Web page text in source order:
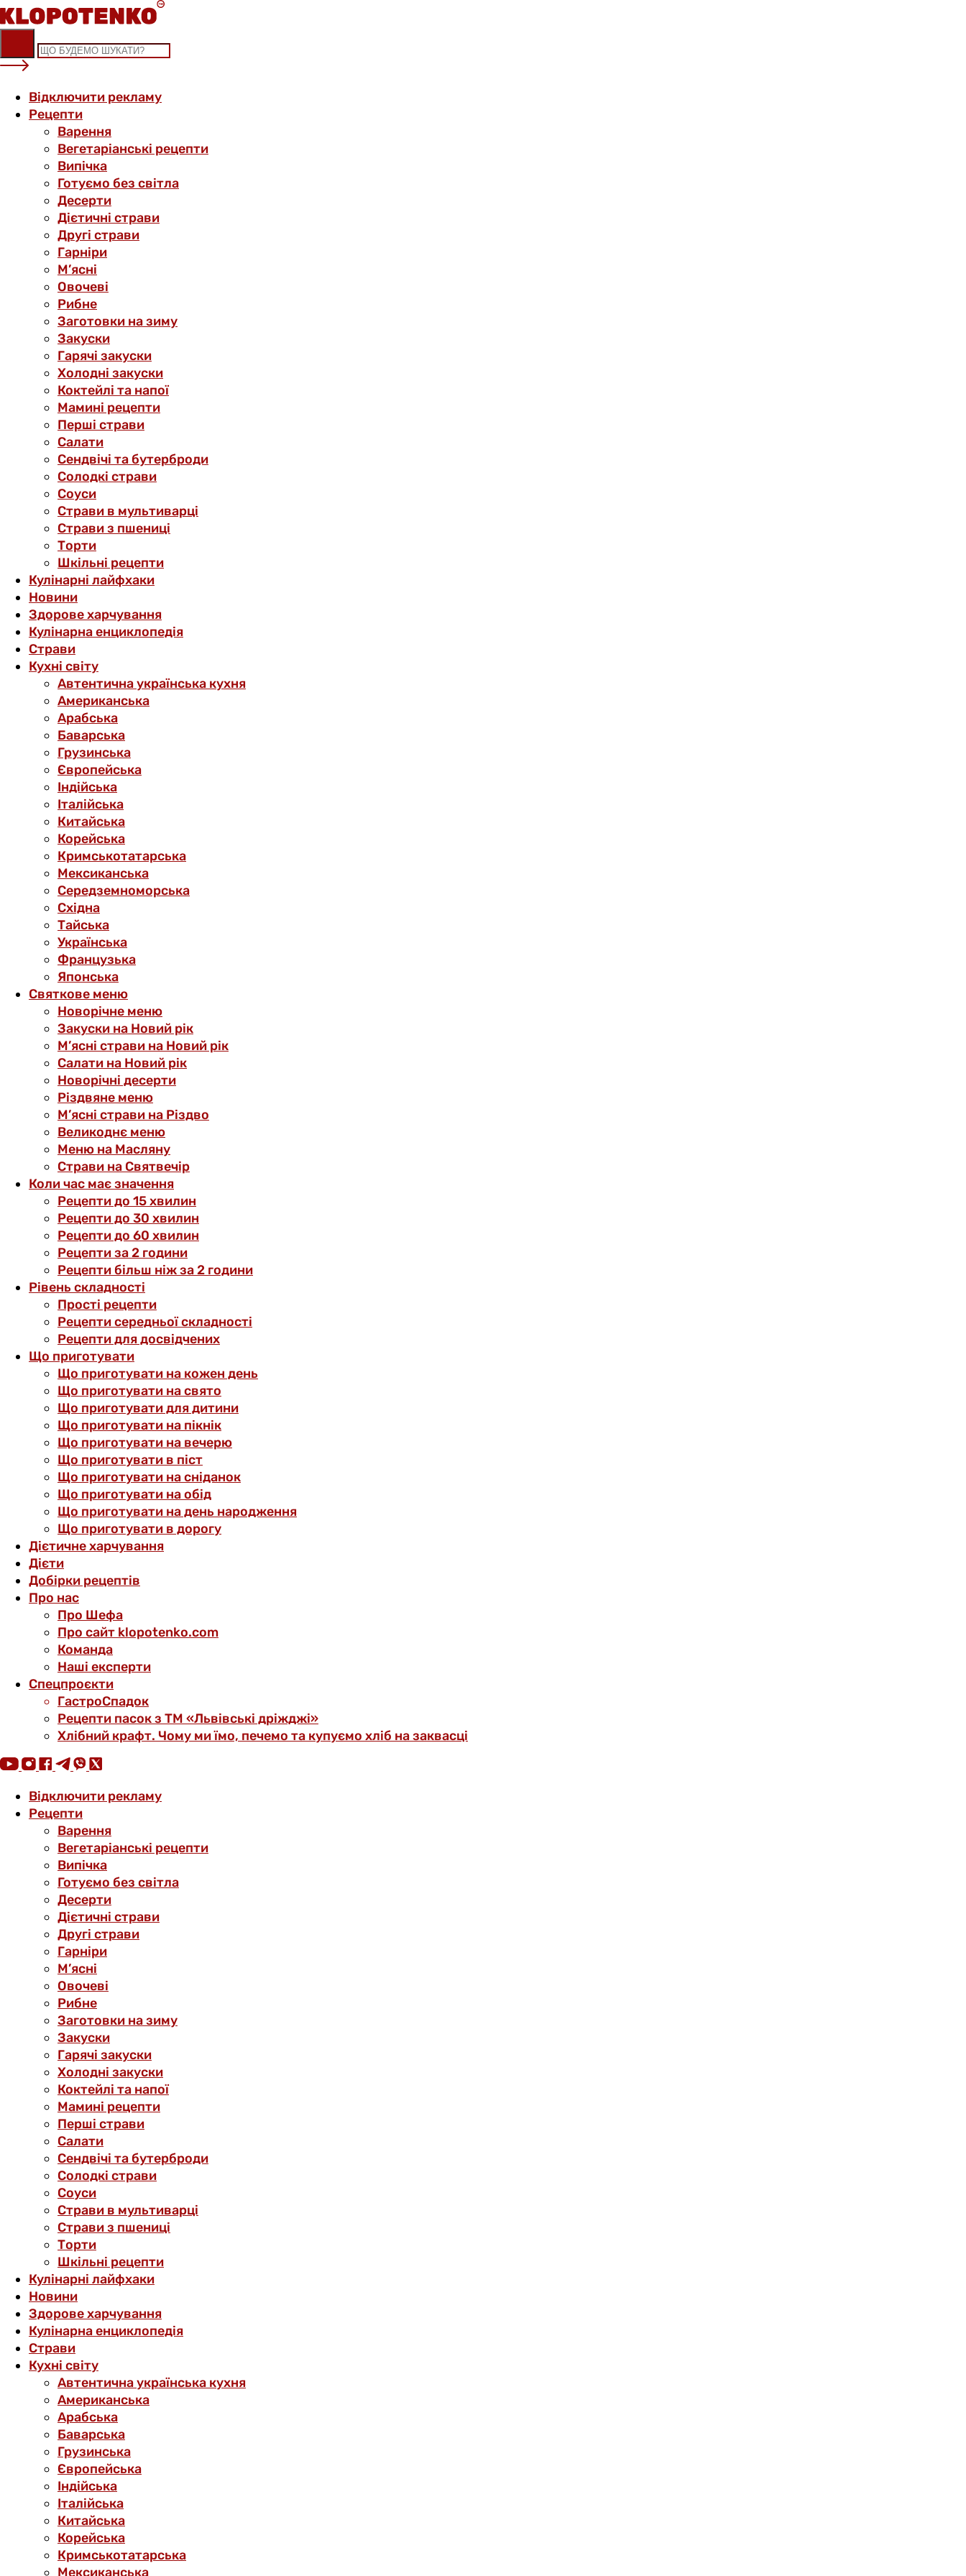
Skip
to
content
Відключити рекламу
Рецепти
Варення
Вегетаріанські рецепти
Випічка
Готуємо без світла
Десерти
Дієтичні страви
Другі страви
Гарніри
М’ясні
Овочеві
Рибне
Заготовки на зиму
Закуски
Гарячі закуски
Холодні закуски
Коктейлі та напої
Мамині рецепти
Перші страви
Салати
Сендвічі та бутерброди
Солодкі страви
Соуси
Страви в мультиварці
Страви з пшениці
Торти
Шкільні рецепти
Кулінарні лайфхаки
Новини
Здорове харчування
Кулінарна енциклопедія
Страви
Кухні світу
Автентична українська кухня
Американська
Арабська
Баварська
Грузинська
Європейська
Індійська
Італійська
Китайська
Корейська
Кримськотатарська
Мексиканська
Середземноморська
Східна
Тайська
Українська
Французька
Японська
Святкове меню
Новорічне меню
Закуски на Новий рік
М’ясні страви на Новий рік
Салати на Новий рік
Новорічні десерти
Різдвяне меню
М’ясні страви на Різдво
Великоднє меню
Меню на Масляну
Страви на Святвечір
Коли час має значення
Рецепти до 15 хвилин
Рецепти до 30 хвилин
Рецепти до 60 хвилин
Рецепти за 2 години
Рецепти більш ніж за 2 години
Рівень складності
Прості рецепти
Рецепти середньої складності
Рецепти для досвідчених
Що приготувати
Що приготувати на кожен день
Що приготувати на свято
Що приготувати для дитини
Що приготувати на пікнік
Що приготувати на вечерю
Що приготувати в піст
Що приготувати на сніданок
Що приготувати на обід
Що приготувати на день народження
Що приготувати в дорогу
Дієтичне харчування
Дієти
Добірки рецептів
Про нас
Про Шефа
Про сайт klopotenko.com
Команда
Наші експерти
Спецпроєкти
ГастроСпадок
Рецепти пасок з ТМ «Львівські дріжджі»
Хлібний крафт. Чому ми їмо, печемо та купуємо хліб на заквасці
Відключити рекламу
Рецепти
Варення
Вегетаріанські рецепти
Випічка
Готуємо без світла
Десерти
Дієтичні страви
Другі страви
Гарніри
М’ясні
Овочеві
Рибне
Заготовки на зиму
Закуски
Гарячі закуски
Холодні закуски
Коктейлі та напої
Мамині рецепти
Перші страви
Салати
Сендвічі та бутерброди
Солодкі страви
Соуси
Страви в мультиварці
Страви з пшениці
Торти
Шкільні рецепти
Кулінарні лайфхаки
Новини
Здорове харчування
Кулінарна енциклопедія
Страви
Кухні світу
Автентична українська кухня
Американська
Арабська
Баварська
Грузинська
Європейська
Індійська
Італійська
Китайська
Корейська
Кримськотатарська
Мексиканська